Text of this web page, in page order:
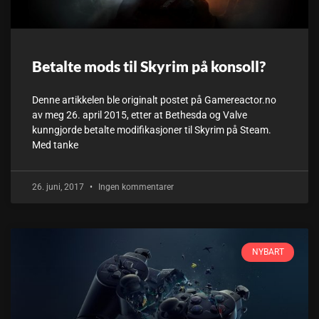
Betalte mods til Skyrim på konsoll?
Denne artikkelen ble originalt postet på Gamereactor.no
av meg 26. april 2015, etter at Bethesda og Valve
kunngjorde betalte modifikasjoner til Skyrim på Steam.
Med tanke
26. juni, 2017 Ingen kommentarer
NYBART